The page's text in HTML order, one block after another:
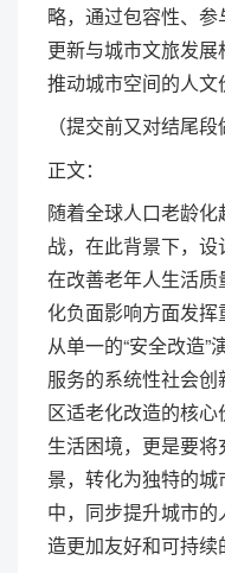
略，通过包容性、
更新与城市文旅发展
推动城市空间的人文
（提交前又对结尾段
正文：
随着全球人口老龄
战，在此背景下，设
在改善老年人生活
化负面影响方面发
从单一的“安全改造
服务的系统性社会
区适老化改造的核
生活困境，更是要
景，转化为独特的
中，同步提升城市
造更加友好和可持续